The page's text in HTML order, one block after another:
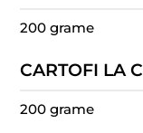
200 grame
CARTOFI LA
200 grame